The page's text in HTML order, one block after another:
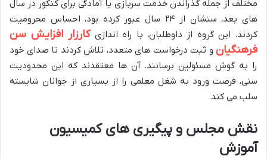
مختلف از جمله گذراندن خدمت سربازی یا آمادگی برای کنکور در سال
های بعد، سنشان از ۲۴ سال عبور کرده بود، احساس محرومیت
کردند. این گروه از داوطلبان، با راه اندازیکارزار افزایش سن
فرهنگیان و ثبت درخواست های متعدد، تلاش کردند تا صدای خود
را به گوش مسئولین برسانند. آن ها معتقدند که این محدودیت
سنی، فرصت ورود به شغل معلمی را از بسیاری از جوانان شایسته
سلب می کند.
نقش مجلس و پیگیری های کمیسیون
آموزش